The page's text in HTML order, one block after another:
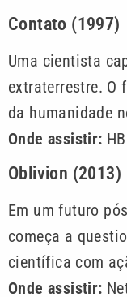
Contato (1997)
Uma cientista
extraterrestre. O
da humanidade
Onde assistir:
Oblivion (2013)
Em um futuro
começa a
científica com
Onde assistir: